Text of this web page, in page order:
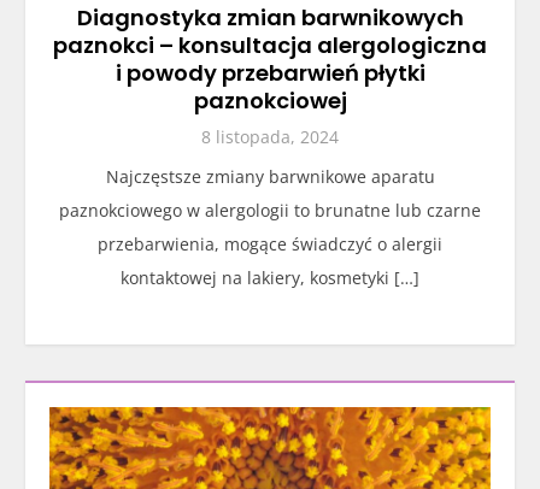
Diagnostyka zmian barwnikowych
paznokci – konsultacja alergologiczna
i powody przebarwień płytki
paznokciowej
8 listopada, 2024
Najczęstsze zmiany barwnikowe aparatu
paznokciowego w alergologii to brunatne lub czarne
przebarwienia, mogące świadczyć o alergii
kontaktowej na lakiery, kosmetyki […]